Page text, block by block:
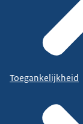
Toegankelijkheid